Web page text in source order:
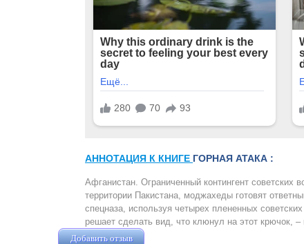
АННОТАЦИЯ К КНИГЕ ГОРНАЯ АТАКА :
Афганистан. Ограниченный контингент советских
территории Пакистана, моджахеды готовят
спецназа, используя четырех плененных
решает сделать вид, что клюнул на этот крючок, –
Добавить отзыв